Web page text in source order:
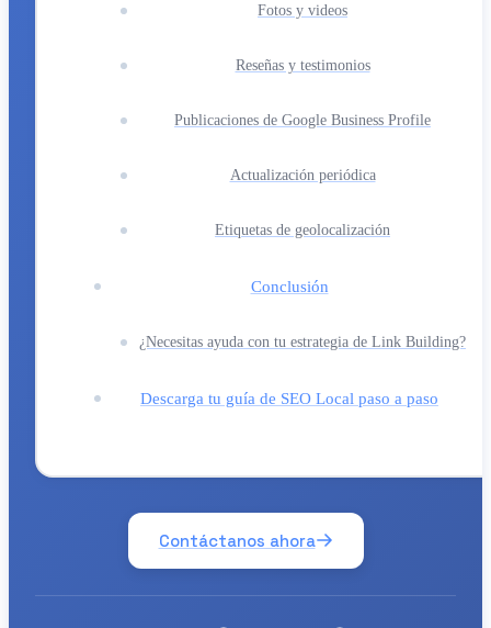
Fotos y videos
Reseñas y testimonios
Publicaciones de Google Business Profile
Actualización periódica
Etiquetas de geolocalización
Conclusión
¿Necesitas ayuda con tu estrategia de Link Building?
Descarga tu guía de SEO Local paso a paso
Contáctanos ahora